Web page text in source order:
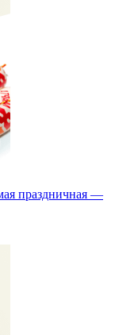
праздничная —